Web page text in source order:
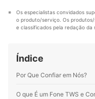
online para
Perfil de
quase 2
atualizei
ampliar meus
Os especialistas convidados
o produto/serviço. Os
e classificados pela redação da
Índice
Por Que Confiar em Nós?
O que É um Fone TWS e